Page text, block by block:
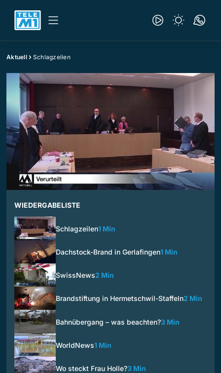
Aktuell Schlagzeilen
WIEDERGABELISTE
Schlagzeilen1 Min
Dachstock-Brand in Gerlafingen1 Min
SwissNews2 Min
Brandstiftung in Hermetschwil-Staffeln2 Min
Bahnübergang – was beachten?3 Min
WorldNews1 Min
Wo steckt Frau Holle?3 Min